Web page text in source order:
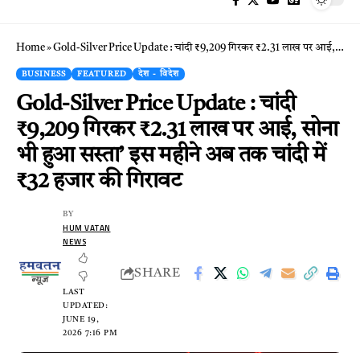
Home»Gold-Silver Price Update : चांदी ₹9,209 गिरकर ₹2.31 लाख पर आई, सोना भी हुआ सस्ता’ इस महीने अब तक चांदी में ₹32 हजार की गिरावट
BUSINESS FEATURED देश - विदेश
Gold-Silver Price Update : चांदी
₹9,209 गिरकर ₹2.31 लाख पर आई, सोना
भी हुआ सस्ता’ इस महीने अब तक चांदी में
₹32 हजार की गिरावट
LAST
UPDATED:
JUNE 19,
2026 7:16 PM
BY
HUM VATAN
NEWS
SHARE